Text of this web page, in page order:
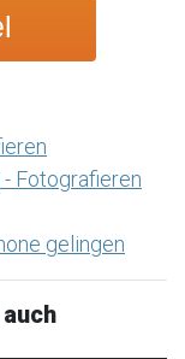
Fotografieren
gelingen